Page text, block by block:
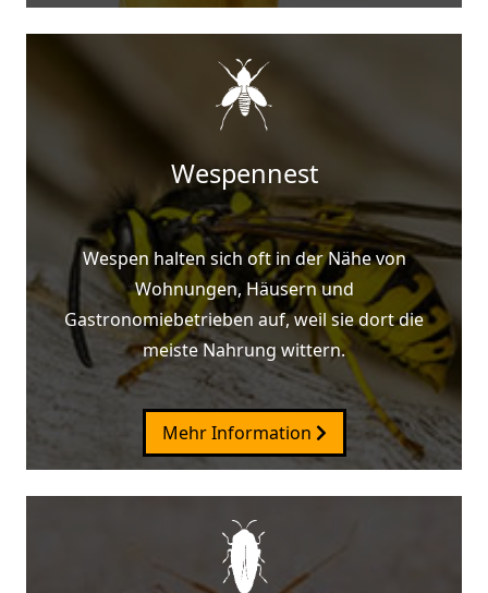
Wespennest
Wespen halten sich oft in der Nähe von
Wohnungen, Häusern und
Gastronomiebetrieben auf, weil sie dort die
meiste Nahrung wittern.
Mehr Information